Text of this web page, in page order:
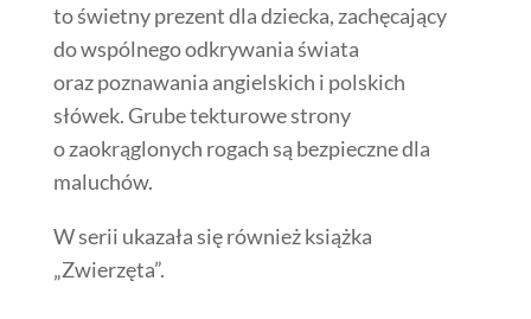
to świetny prezent dla dziecka, zachęcający
do wspólnego odkrywania świata
oraz poznawania angielskich i polskich
słówek. Grube tekturowe strony
o zaokrąglonych rogach są bezpieczne dla
maluchów.
W serii ukazała się również książka
„Zwierzęta”.